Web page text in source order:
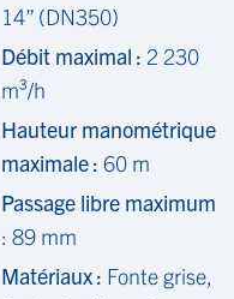
14” (DN350)
Débit maximal : 2 230
m³/h
Hauteur manométrique
maximale : 60 m
Passage libre maximum
: 89 mm
Matériaux : Fonte grise,